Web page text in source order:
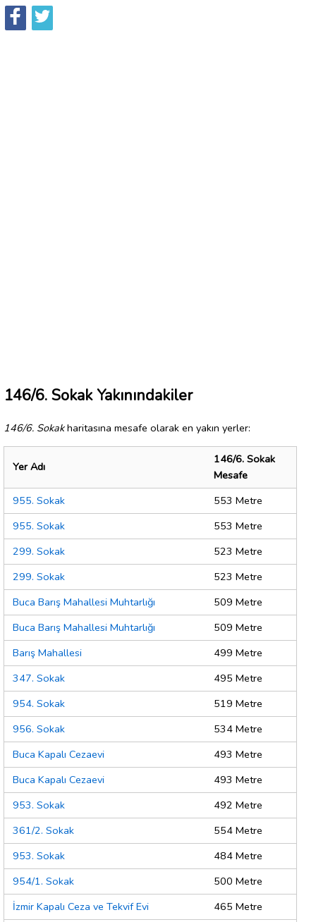
146/6. Sokak Yakınındakiler
146/6. Sokakharitasına mesafe olarak en yakın yerler:
Yer Adı
146/6. Sokak
Mesafe
955. Sokak
553 Metre
955. Sokak
553 Metre
299. Sokak
523 Metre
299. Sokak
523 Metre
Buca Barış Mahallesi Muhtarlığı
509 Metre
Buca Barış Mahallesi Muhtarlığı
509 Metre
Barış Mahallesi
499 Metre
347. Sokak
495 Metre
954. Sokak
519 Metre
956. Sokak
534 Metre
Buca Kapalı Cezaevi
493 Metre
Buca Kapalı Cezaevi
493 Metre
953. Sokak
492 Metre
361/2. Sokak
554 Metre
953. Sokak
484 Metre
954/1. Sokak
500 Metre
İzmir Kapalı Ceza ve Tekvif Evi
465 Metre